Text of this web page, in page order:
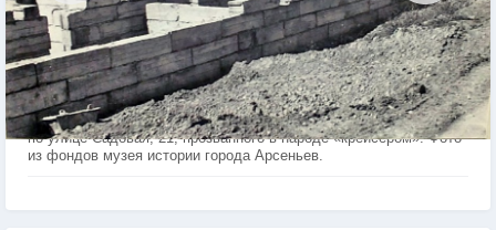
Арсеньев. Закладка первого в городе многоподъездного дома
по улице Садовая, 21, прозванного в народе «крейсером». Фото
из фондов музея истории города Арсеньев.